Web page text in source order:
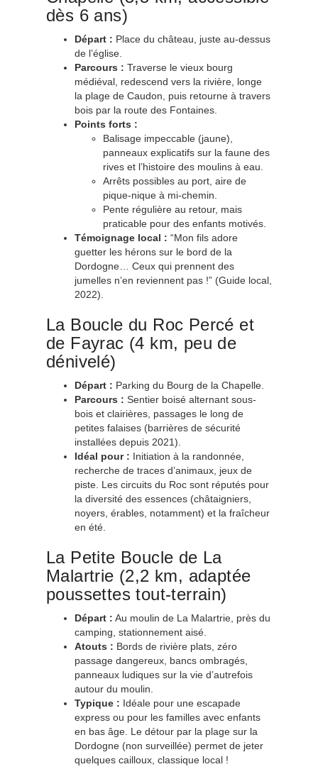
dès 6 ans)
Départ : Place du château, juste au-dessus
de l’église.
Parcours : Traverse le vieux bourg
médiéval, redescend vers la rivière, longe
la plage de Caudon, puis retourne à travers
bois par la route des Fontaines.
Points forts :
Balisage impeccable (jaune),
panneaux explicatifs sur la faune des
rives et l’histoire des moulins à eau.
Arrêts possibles au port, aire de
pique-nique à mi-chemin.
Pente régulière au retour, mais
praticable pour des enfants motivés.
Témoignage local : “Mon fils adore
guetter les hérons sur le bord de la
Dordogne… Ceux qui prennent des
jumelles n’en reviennent pas !” (Guide local,
2022).
La Boucle du Roc Percé et
de Fayrac (4 km, peu de
dénivelé)
Départ : Parking du Bourg de la Chapelle.
Parcours : Sentier boisé alternant sous-
bois et clairières, passages le long de
petites falaises (barrières de sécurité
installées depuis 2021).
Idéal pour : Initiation à la randonnée,
recherche de traces d’animaux, jeux de
piste. Les circuits du Roc sont réputés pour
la diversité des essences (châtaigniers,
noyers, érables, notamment) et la fraîcheur
en été.
La Petite Boucle de La
Malartrie (2,2 km, adaptée
poussettes tout-terrain)
Départ : Au moulin de La Malartrie, près du
camping, stationnement aisé.
Atouts : Bords de rivière plats, zéro
passage dangereux, bancs ombragés,
panneaux ludiques sur la vie d’autrefois
autour du moulin.
Typique : Idéale pour une escapade
express ou pour les familles avec enfants
en bas âge. Le détour par la plage sur la
Dordogne (non surveillée) permet de jeter
quelques cailloux, classique local !